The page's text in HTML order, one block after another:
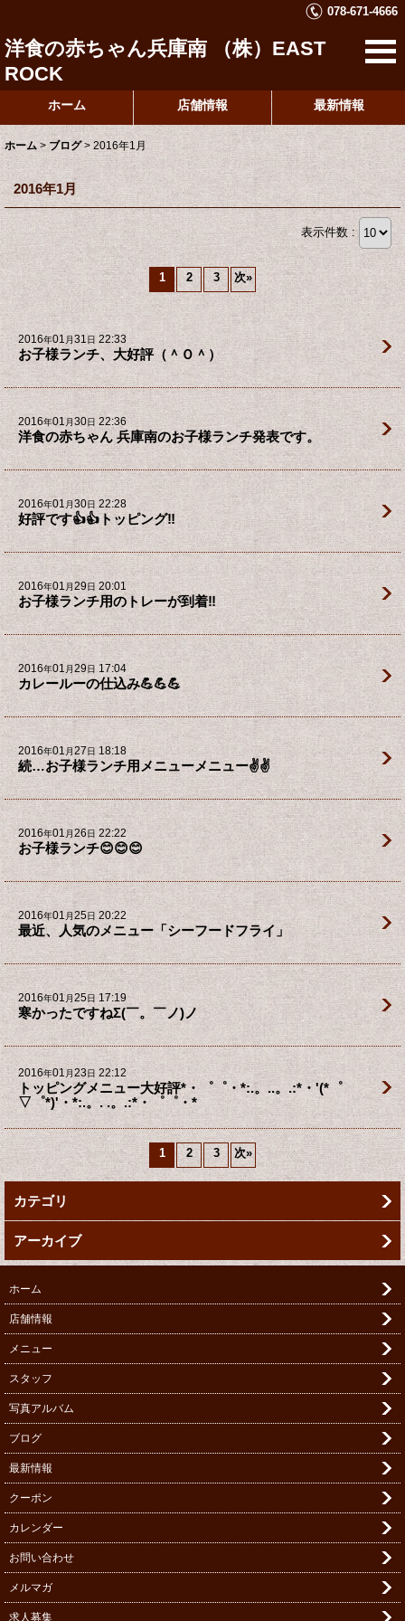
078-671-4666
洋食の赤ちゃん兵庫南 （株）EAST
ROCK
ホーム 店舗情報 最新情報
ホーム > ブログ > 2016年1月
2016年1月
表示件数 :
1 2 3 次»
2016年01月31日 22:33
お子様ランチ、大好評（＾Ｏ＾）
2016年01月30日 22:36
洋食の赤ちゃん 兵庫南のお子様ランチ発表です。
2016年01月30日 22:28
好評です👍👍トッピング‼️
2016年01月29日 20:01
お子様ランチ用のトレーが到着‼️
2016年01月29日17:04
カレールーの仕込み💪💪💪
2016年01月27日 18:18
続…お子様ランチ用メニューメニュー✌️✌
2016年01月26日 22:22
お子様ランチ😊😊😊
2016年01月25日 20:22
最近、人気のメニュー「シーフードフライ」
2016年01月25日 17:19
寒かったですねΣ(￣。￣ノ)ノ
2016年01月23日 22:12
トッピングメニュー大好評*・゜゜・*:.。..。.:*・'(*゜
▽゜*)'・*:.。. .。.:*・゜゜・*
1 2 3 次»
カテゴリ
アーカイブ
ホーム
店舗情報
メニュー
スタッフ
写真アルバム
ブログ
最新情報
クーポン
カレンダー
お問い合わせ
メルマガ
求人募集